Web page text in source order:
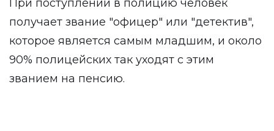
При поступлении в полицию человек
получает звание "офицер" или "детектив",
которое является самым младшим, и около
90% полицейских так уходят с этим
званием на пенсию.